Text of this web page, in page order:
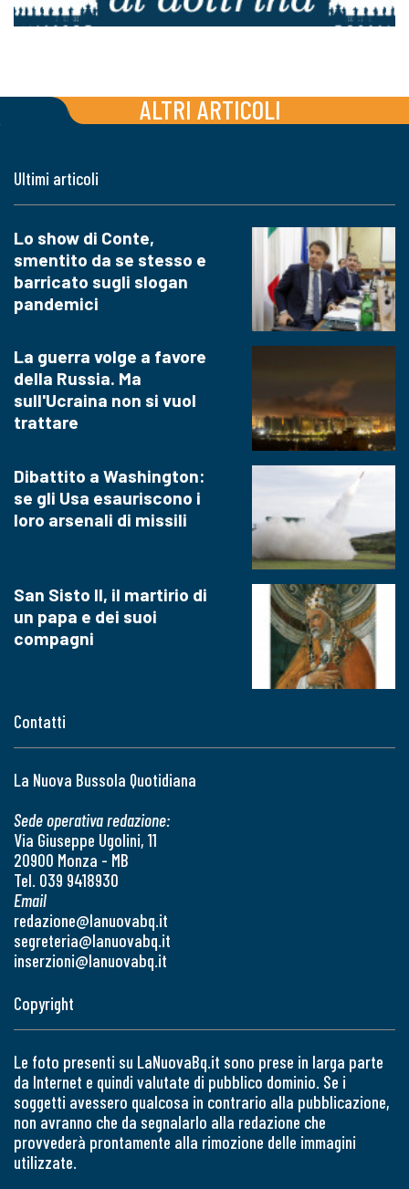
ALTRI ARTICOLI
Contatti
La Nuova Bussola Quotidiana
Sede operativa redazione:
Via Giuseppe Ugolini, 11
20900 Monza - MB
Tel. 039 9418930
Email
redazione@lanuovabq.it
segreteria@lanuovabq.it
inserzioni@lanuovabq.it
Ultimi articoli
Lo show di Conte,
smentito da se stesso e
barricato sugli slogan
pandemici
La guerra volge a favore
della Russia. Ma
sull'Ucraina non si vuol
trattare
Dibattito a Washington:
se gli Usa esauriscono i
loro arsenali di missili
San Sisto II, il martirio di
un papa e dei suoi
compagni
Copyright
Le foto presenti su LaNuovaBq.it sono prese in larga parte
da Internet e quindi valutate di pubblico dominio. Se i
soggetti avessero qualcosa in contrario alla pubblicazione,
non avranno che da segnalarlo alla redazione che
provvederà prontamente alla rimozione delle immagini
utilizzate.